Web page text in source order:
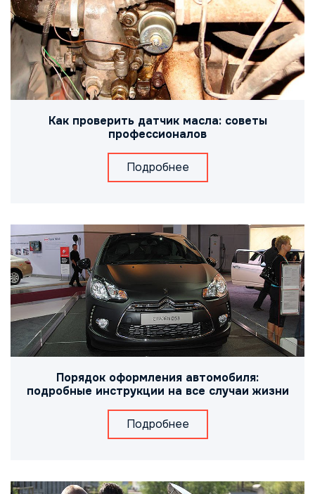
Как проверить датчик масла: советы
профессионалов
Подробнее
Порядок оформления автомобиля:
подробные инструкции на все случаи жизни
Подробнее